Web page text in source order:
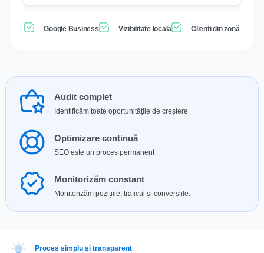
Google Business Vizibilitate locală Clienți din zonă
Audit complet
Identificăm toate oportunitățile de creștere
Optimizare continuă
SEO este un proces permanent
Monitorizăm constant
Monitorizăm pozițiile, traficul și conversiile.
Proces simplu și transparent